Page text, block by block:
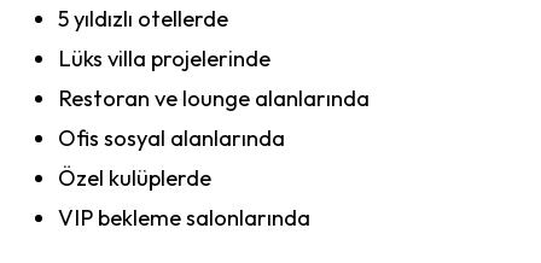
5 yıldızlı otellerde
Lüks villa projelerinde
Restoran ve lounge alanlarında
Ofis sosyal alanlarında
Özel kulüplerde
VIP bekleme salonlarında